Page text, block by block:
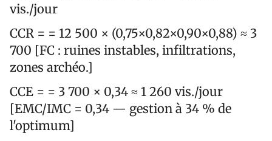
vis./jour
CCR = = 12 500 × (0,75×0,82×0,90×0,88) ≈ 3
700 [FC : ruines instables, infiltrations,
zones archéo.]
CCE = = 3 700 × 0,34 ≈ 1 260 vis./jour
[EMC/IMC = 0,34 — gestion à 34 % de
l'optimum]